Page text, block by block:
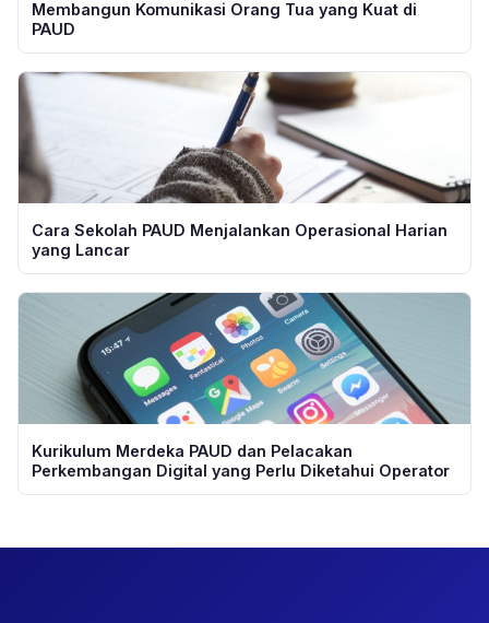
Membangun Komunikasi Orang Tua yang Kuat di
PAUD
Cara Sekolah PAUD Menjalankan Operasional Harian
yang Lancar
Kurikulum Merdeka PAUD dan Pelacakan
Perkembangan Digital yang Perlu Diketahui Operator